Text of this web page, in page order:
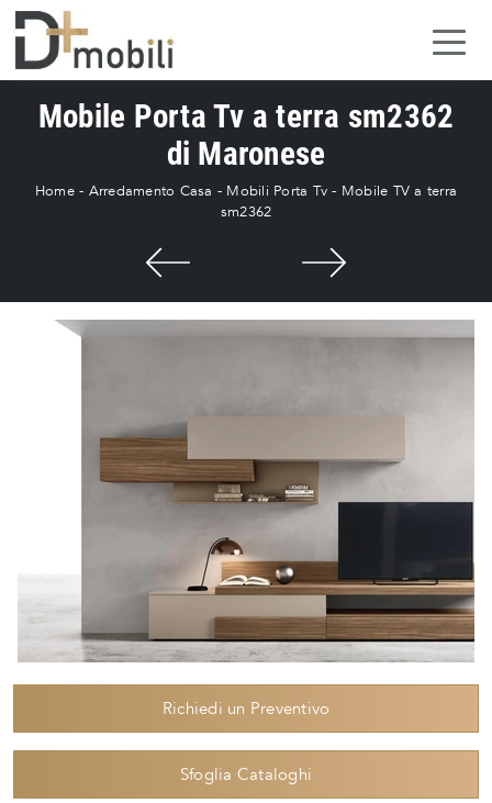
Mobile Porta Tv a terra sm2362
di Maronese
Home- Arredamento Casa - Mobili Porta Tv - Mobile TV a terra
sm2362
Richiedi un Preventivo
Sfoglia Cataloghi